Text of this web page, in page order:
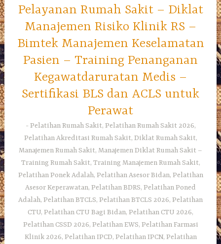
Pelayanan Rumah Sakit – Diklat
Manajemen Risiko Klinik RS –
Bimtek Manajemen Keselamatan
Pasien – Training Penanganan
Kegawatdaruratan Medis –
Sertifikasi BLS dan ACLS untuk
Perawat
Pelatihan Rumah Sakit, Pelatihan Rumah Sakit 2026,
Pelatihan Akreditasi Rumah Sakit, Diklat Rumah Sakit,
Manajemen Rumah Sakit, Manajemen Diklat Rumah Sakit –
Training Rumah Sakit, Training Manajemen Rumah Sakit,
Pelatihan Ponek Adalah, Pelatihan Asesor Bidan, Pelatihan
Asesor Keperawatan, Pelatihan BDRS, Pelatihan Poned
Adalah, Pelatihan BTCLS, Pelatihan BTCLS 2026, Pelatihan
CTU, Pelatihan CTU Bagi Bidan, Pelatihan CTU 2026,
Pelatihan CSSD 2026, Pelatihan EWS, Pelatihan Farmasi
Klinik 2026, Pelatihan IPCD, Pelatihan IPCN, Pelatihan